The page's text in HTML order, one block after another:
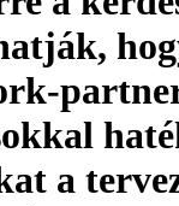
a